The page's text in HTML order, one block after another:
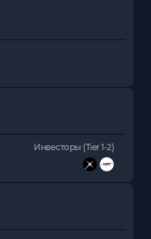
Инвесторы (Tier 1-2)